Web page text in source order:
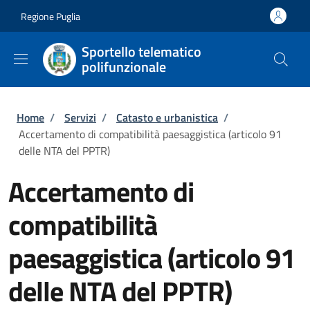
Regione Puglia
Sportello telematico
polifunzionale
Briciole di pane
Home / Servizi / Catasto e urbanistica /
Accertamento di compatibilità paesaggistica (articolo 91
delle NTA del PPTR)
Accertamento di
compatibilità
paesaggistica (articolo 91
delle NTA del PPTR)